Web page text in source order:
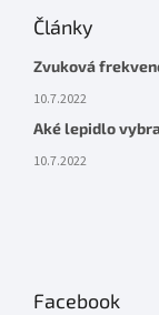
Články
Zvuková
10.7.2022
Aké lepidlo
10.7.2022
Facebook